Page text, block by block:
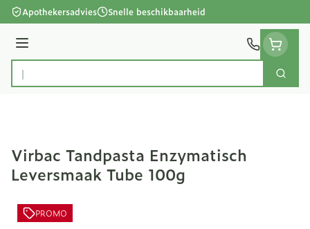
Ga naar de inhoud
Apothekersadvies Snelle beschikbaarheid
Menu
Product, merk, categorie...
Zoek
Virbac Tandpasta Enzymatisch
Leversmaak Tube 100g
PROMO